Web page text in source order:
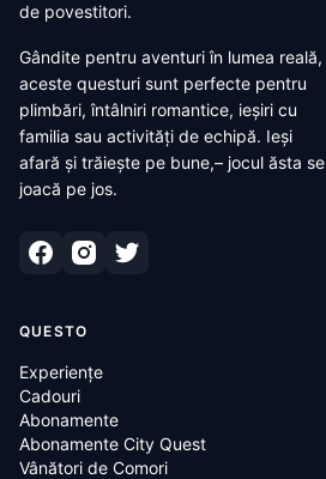
de povestitori.
Gândite pentru aventuri în lumea reală,
aceste questuri sunt perfecte pentru
plimbări, întâlniri romantice, ieșiri cu
familia sau activități de echipă. Ieși
afară și trăiește pe bune,– jocul ăsta se
joacă pe jos.
QUESTO
Experiențe
Cadouri
Abonamente
Abonamente City Quest
Vânători de Comori